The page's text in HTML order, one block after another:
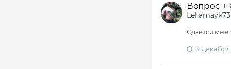
Вопрос +
Lehamayk73
Сдаётся
14